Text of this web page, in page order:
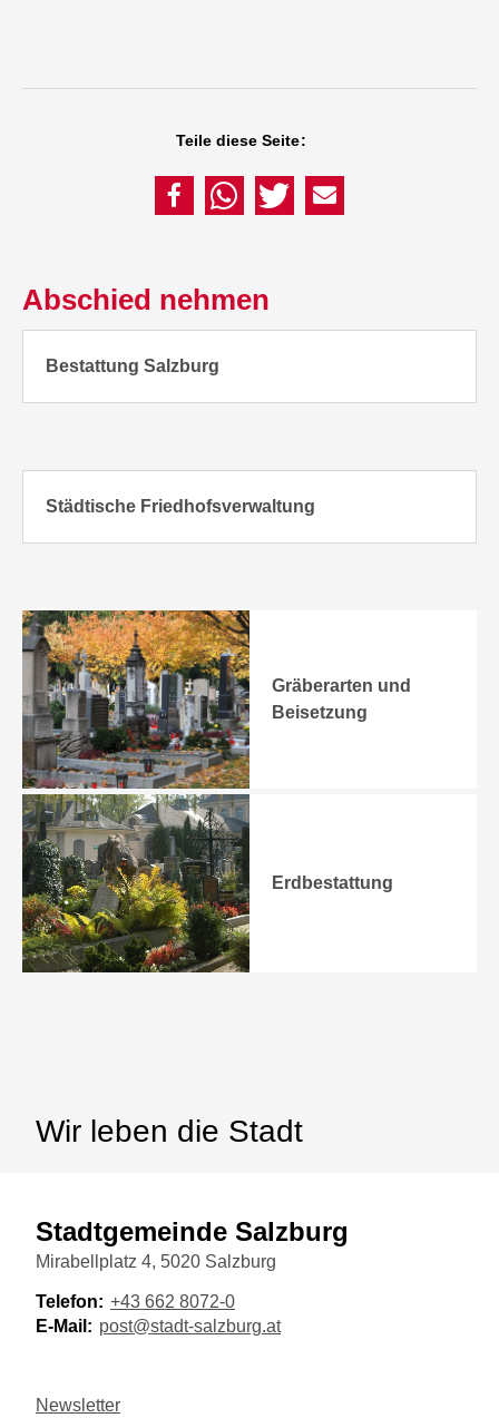
Teile diese Seite:
Abschied nehmen
Bestattung Salzburg
Städtische Friedhofsverwaltung
Gräberarten und
Beisetzung
Erdbestattung
Wir leben die Stadt
Stadtgemeinde Salzburg
Mirabellplatz 4, 5020 Salzburg
Telefon: +43 662 8072-0
E-Mail: post@stadt-salzburg.at
Newsletter